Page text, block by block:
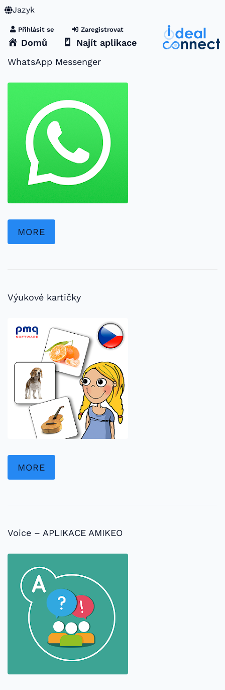
Jazyk
Přihlásit se Zaregistrovat
Domů
Najít aplikace
WhatsApp Messenger
MORE
Výukové kartičky
MORE
Voice – APLIKACE AMIKEO